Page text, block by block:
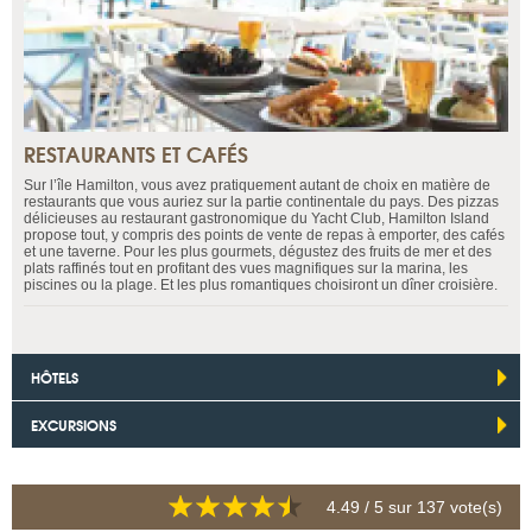
RESTAURANTS ET CAFÉS
Sur l’île Hamilton, vous avez pratiquement autant de choix en matière de
restaurants que vous auriez sur la partie continentale du pays. Des pizzas
délicieuses au restaurant gastronomique du Yacht Club, Hamilton Island
propose tout, y compris des points de vente de repas à emporter, des cafés
et une taverne. Pour les plus gourmets, dégustez des fruits de mer et des
plats raffinés tout en profitant des vues magnifiques sur la marina, les
piscines ou la plage. Et les plus romantiques choisiront un dîner croisière.
HÔTELS
EXCURSIONS
4.49 / 5 sur 137 vote(s)